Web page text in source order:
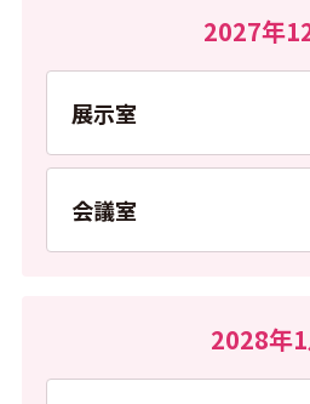
2027年
展示室
PDFを開く
会議室
PDFを開く
2028年